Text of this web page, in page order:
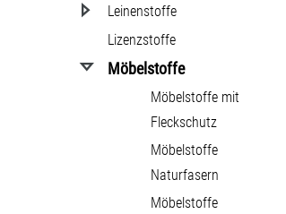
Leinenstoffe
Lizenzstoffe
Möbelstoffe
Möbelstoffe mit
Fleckschutz
Möbelstoffe
Naturfasern
Möbelstoffe